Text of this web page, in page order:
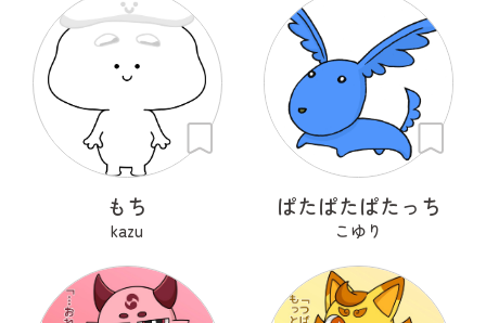
もち
kazu
ぱたぱたぱたっち
こゆり